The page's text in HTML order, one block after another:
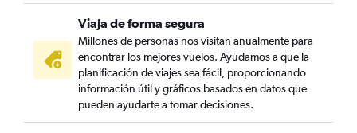
Viaja de forma segura
Millones de personas nos visitan anualmente para
encontrar los mejores vuelos. Ayudamos a que la
planificación de viajes sea fácil, proporcionando
información útil y gráficos basados en datos que
pueden ayudarte a tomar decisiones.